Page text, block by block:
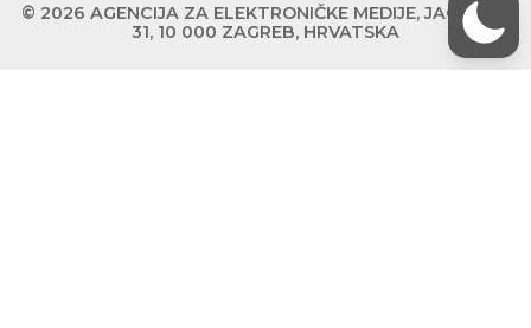
© 2026 AGENCIJA ZA ELEKTRONIČKE MEDIJE, JAGIĆEVA
31, 10 000 ZAGREB, HRVATSKA